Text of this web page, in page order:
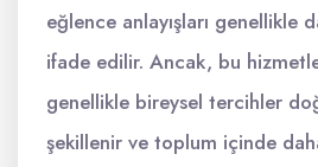
eğlence anlayışları genellikle
ifade edilir. Ancak, bu
genellikle bireysel tercihler
şekillenir ve toplum içinde